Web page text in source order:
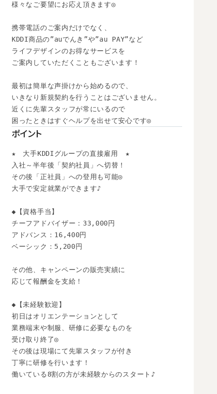
様々なご要望にお応え頂きます◎
携帯電話のご案内だけでなく、
KDDI商品の”auでんき”や”au PAY”など
ライフデザインのお得なサービスを
ご案内していただくこともございます！
最初は簡単な声掛けから始めるので、
いきなり新規契約を行うことはございません。
近くに先輩スタッフが常にいるので
困ったときはすぐヘルプを出せて安心です◎
ポイント
★　大手KDDIグループの直接雇用　★
入社～半年後「契約社員」へ切替！
その後「正社員」への登用も可能◎
大手で安定就業ができます♪
◆【資格手当】
チーフアドバイザー：33,000円
アドバンス：16,400円
ベーシック：5,200円
その他、キャンペーンの販売実績に
応じて報酬金を支給！
◆【未経験歓迎】
初日はオリエンテーションとして
業務端末や制服、研修に必要なものを
受け取り終了◎
その後は現場にて先輩スタッフが付き
丁寧に研修を行います！
働いている8割の方が未経験からのスタート♪